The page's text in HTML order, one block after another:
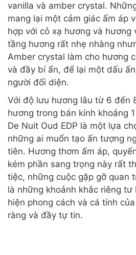
vanilla và amber crystal.
mang lại một cảm giác ấm áp
hợp với cỏ xạ hương và hương
tầng hương rất nhẹ nhàng
Amber crystal làm cho hương
và đầy bí ẩn, để lại một dấu
người đối diện.
Với độ lưu hương lâu từ 6 đến
hương trong bán kính khoảng
De Nuit Oud EDP là một lựa
những ai muốn tạo ấn tượng
tiên. Hương thơm ấm áp,
kém phần sang trọng này rất
tiệc, những cuộc gặp gỡ quan
là những khoảnh khắc riêng
hiện phong cách và cá tính
ràng và đầy tự tin.